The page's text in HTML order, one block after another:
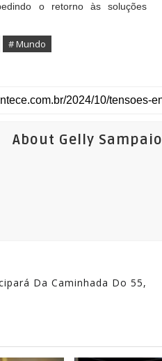
o retorno às soluções
# Mundo
About Gelly Sampaio
Da Caminhada Do 55,